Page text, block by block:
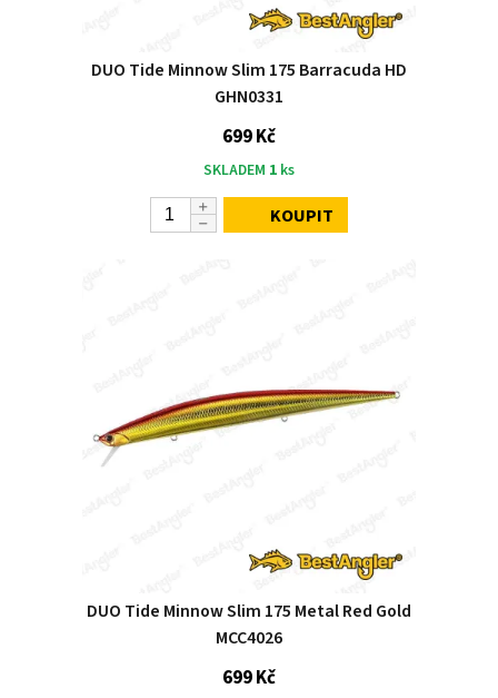
DUO Tide Minnow Slim 175 Barracuda HD
GHN0331
699 Kč
SKLADEM 1 ks
KOUPIT
DUO Tide Minnow Slim 175 Metal Red Gold
MCC4026
699 Kč